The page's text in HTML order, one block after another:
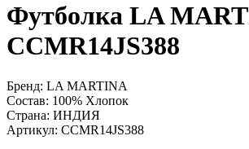
Футболка LA
CCMR14JS388
Бренд: LA MARTINA
Состав: 100% Хлопок
Страна: ИНДИЯ
Артикул: CCMR14JS388